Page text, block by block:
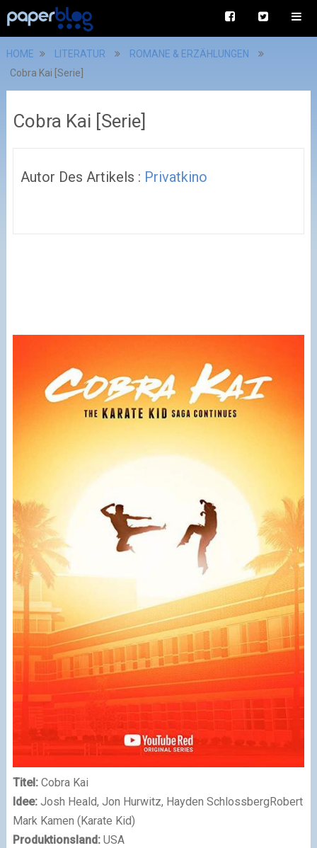
HOME LITERATUR
ROMANE & ERZÄHLUNGEN
Cobra Kai [Serie]
Cobra Kai [Serie]
Autor Des Artikels : Privatkino
Titel:Cobra Kai
Idee: Josh Heald, Jon Hurwitz, Hayden SchlossbergRobert
Mark Kamen (Karate Kid)
Produktionsland:USA